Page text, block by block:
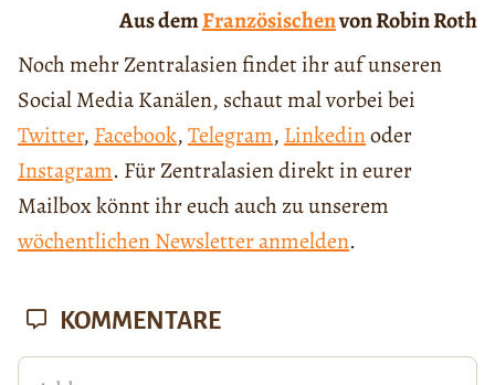
Aus demFranzösischenvon Robin Roth
Noch mehr Zentralasien findet ihr auf unseren
Social Media Kanälen, schaut mal vorbei bei
Twitter, Facebook,Telegram, Linkedinoder
Instagram. Für Zentralasien direkt in eurer
Mailbox könnt ihr euch auch zu unserem
wöchentlichen Newsletter anmelden.
KOMMENTARE